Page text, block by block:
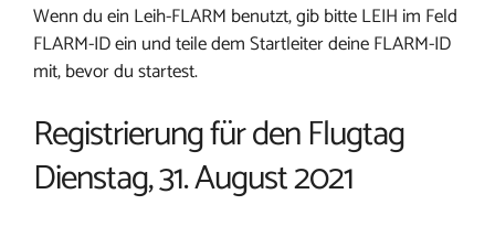
Wenn du ein Leih-FLARM benutzt, gib bitte LEIH im Feld
FLARM-ID ein und teile dem Startleiter deine FLARM-ID
mit, bevor du startest.
Registrierung für den Flugtag
Dienstag, 31. August 2021